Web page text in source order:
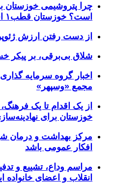
چرا پتروشیمی خوزستان
است؟ خوزستان قطب۱ اقتصاد
از دست رفتن ارزش
شلاق‌ بی‌برقی، بر پیکر
مجمع «وسپهر»
از یک اقدام تا یک فرهنگ،
خوزستان برای
مرکز بهداشت و درمان
افکار عمومی باشد
مراسم وداع، تشییع و
انقلاب و اعضای خانواده